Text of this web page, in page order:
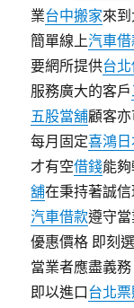
業台中搬家來
簡單線上汽車
要網所提供台
服務廣大的客戶
五股當舖顧客
每月固定喜鴻
才有空借錢能
舖在秉持著誠
汽車借款遵守當
優惠價格 即刻
當業者應盡義
即以進口台北